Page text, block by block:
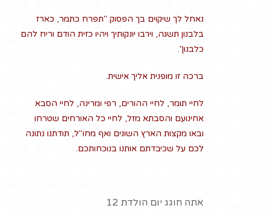
נאחל לך שיקוים בך הפסוק "תפרח כתמר, כארז
בלבנון תשגה, וירבו יונקותיך ויהיו כזית הודם וריח להם
כלבנון".
ברכה זו מופנית אליך אישית.
לחיי תומר, לחיי ההורים, רפי ומרינה, לחיי הסבא
אחינועם והסבתא מזל, לחיי כל האורחים שטרחו
ובאו מקצות הארץ השונים ואף מחו"ל, תודתנו נתונה
לכם על שכיבדתם אותנו בנוכחותכם.
אתה חוגג יום הולדת 12